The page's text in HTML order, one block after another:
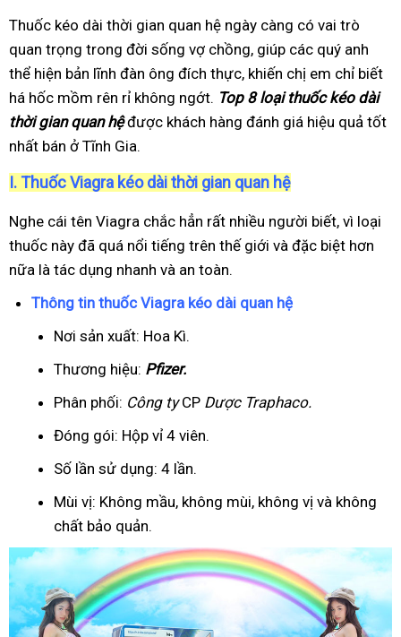
Thuốc kéo dài thời gian quan hệ ngày càng có vai trò
quan trọng trong đời sống vợ chồng, giúp các quý anh
thể hiện bản lĩnh đàn ông đích thực, khiến chị em chỉ biết
há hốc mồm rên rỉ không ngớt. Top 8 loại thuốc kéo dài
thời gian quan hệđược khách hàng đánh giá hiệu quả tốt
nhất bán ở Tĩnh Gia.
I. Thuốc Viagra kéo dài thời gian quan hệ
Nghe cái tên Viagra chắc hẳn rất nhiều người biết, vì loại
thuốc này đã quá nổi tiếng trên thế giới và đặc biệt hơn
nữa là tác dụng nhanh và an toàn.
Thông tin thuốc Viagra kéo dài quan hệ
Nơi sản xuất: Hoa Kì.
Thương hiệu: Pfizer.
Phân phối: Công tyCP Dược Traphaco.
Đóng gói: Hộp vỉ 4 viên.
Số lần sử dụng: 4 lần.
Mùi vị: Không mầu, không mùi, không vị và không
chất bảo quản.